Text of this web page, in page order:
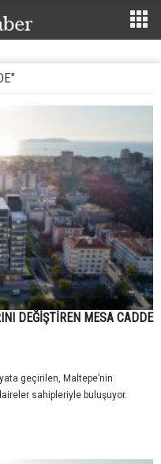
DEĞİŞTİREN MESA CADDE
geçirilen, Maltepe’nin
sahipleriyle buluşuyor.